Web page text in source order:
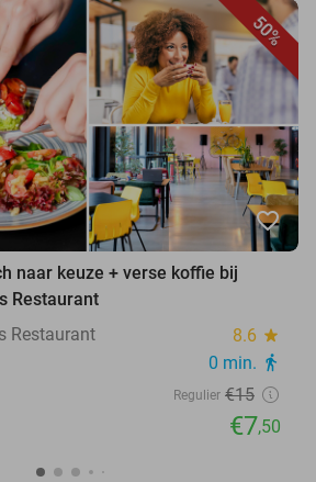
50%
favorite_border
naar keuze + verse koffie bij
Restaurant
Restaurant
8.6 star
0 min. directions_walk
Regulier €15
€7,50